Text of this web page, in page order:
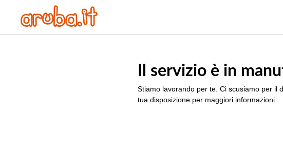
Il servizio è in
Stiamo lavorando per te. Ci scusiamo per il
tua disposizione per maggiori informazioni